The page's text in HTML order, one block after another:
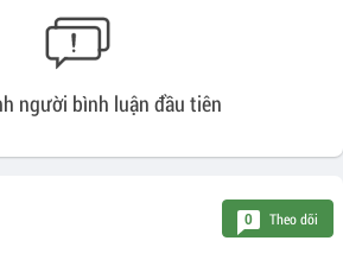
người bình luận đầu tiên
0 Theo dõi